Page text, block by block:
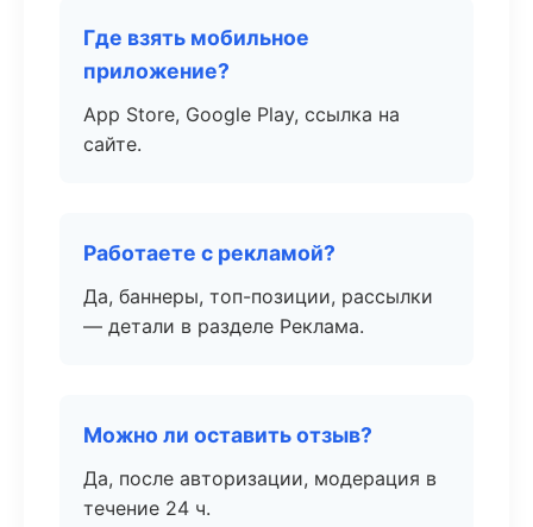
Где взять мобильное
приложение?
App Store, Google Play, ссылка на
сайте.
Работаете с рекламой?
Да, баннеры, топ-позиции, рассылки
— детали в разделе Реклама.
Можно ли оставить отзыв?
Да, после авторизации, модерация в
течение 24 ч.